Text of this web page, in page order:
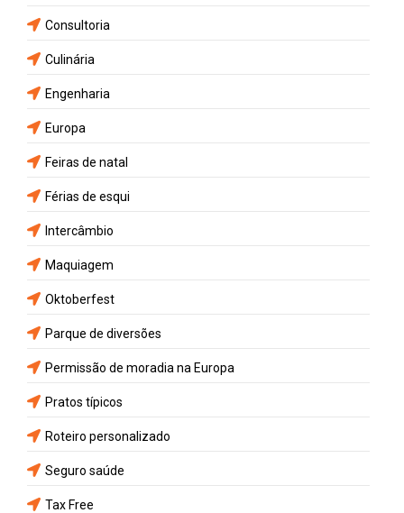
Consultoria
Culinária
Engenharia
Europa
Feiras de natal
Férias de esqui
Intercâmbio
Maquiagem
Oktoberfest
Parque de diversões
Permissão de moradia na Europa
Pratos típicos
Roteiro personalizado
Seguro saúde
Tax Free